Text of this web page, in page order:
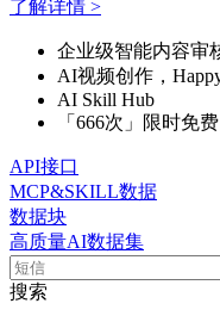
了解详情 >
企业级智能内容审
AI视频创作，
AI Skill Hub
「666次」限时免费
API接口
MCP&SKILL数据
数据块
高质量AI数据集
搜索